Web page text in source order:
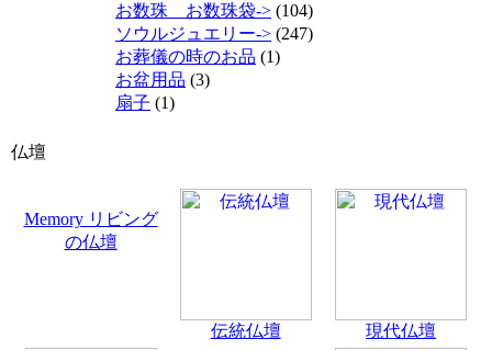
お数珠 お数珠袋-> (104)
ソウルジュエリー-> (247)
お葬儀の時のお品 (1)
お盆用品 (3)
扇子 (1)
仏壇
Memory リビング
の仏壇
伝統仏壇 現代仏壇